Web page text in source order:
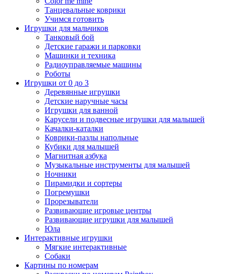
Танцевальные коврики
Учимся готовить
Игрушки для мальчиков
Танковый бой
Детские гаражи и парковки
Машинки и техника
Радиоуправляемые машины
Роботы
Игрушки от 0 до 3
Деревянные игрушки
Детские наручные часы
Игрушки для ванной
Карусели и подвесные игрушки для малышей
Качалки-каталки
Коврики-пазлы напольные
Кубики для малышей
Магнитная азбука
Музыкальные инструменты для малышей
Ночники
Пирамидки и сортеры
Погремушки
Прорезыватели
Развивающие игровые центры
Развивающие игрушки для малышей
Юла
Интерактивные игрушки
Мягкие интерактивные
Собаки
Картины по номерам